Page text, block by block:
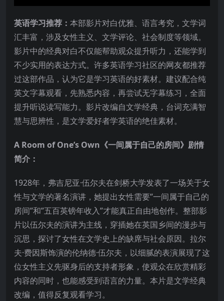
英语学习推荐： 本部影片对白优雅、语言考究，文学词
汇丰富，涉及女性主义、文学评论、社会制度等领域。
影片中的经典对白不仅能帮助观众提升听力，还能学到
不少实用的表达方式。许多英语学习社区的网友都推荐
过这部作品，认为它是学习英语的好素材。建议配合纯
英文字幕观看，先熟悉内容，再尝试无字幕练习，全面
提升听说读写能力。影片改编自文学经典，台词充满智
慧与思辨性，是文学爱好者学英语的绝佳素材。
A Room of One’s Own《一间属于自己的房间》剧情
简介：
1928年，弗吉尼亚·伍尔夫在剑桥大学发表了一场关于女
性与文学的著名演讲，她提出女性需要”一间属于自己的
房间”和”五百英镑年收入”才能真正自由地创作。整部影
片以伍尔夫的演讲为主线，穿插她在英国乡间的漫步与
沉思，探讨了女性在文学史上的缺席与社会原因。拉尔
夫·费因斯饰演的伦纳德·伍尔夫，以细腻的表演展现了这
位女性主义先驱身后的支持者形象，使观众在欣赏精彩
内容的同时，也能感受到语言的力量。本片是文学经典
改编，值得反复观看学习。